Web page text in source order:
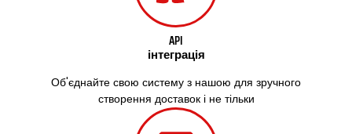
API
інтеграція
Об'єднайте свою систему з нашою для зручного
створення доставок і не тільки
Білгород-Дністровський